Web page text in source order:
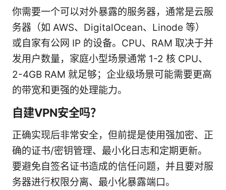
你需要一个可以对外暴露的服务器，通常是云服
务器（如 AWS、DigitalOcean、Linode 等）
或自家有公网 IP 的设备。CPU、RAM 取决于并
发用户数量，家庭小型场景通常 1-2 核 CPU、
2-4GB RAM 就足够；企业级场景可能需要更高
的带宽和更强的处理能力。
自建VPN安全吗？
正确实现后非常安全，但前提是使用强加密、正
确的证书/密钥管理、最小化日志和定期更新。
要避免自签名证书造成的信任问题，并且要对服
务器进行权限分离、最小化暴露端口。